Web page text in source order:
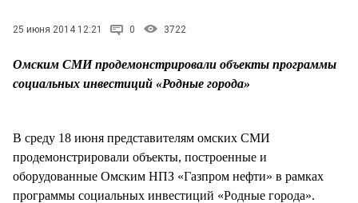
25 июня 2014 12:21 0 3722
Омским СМИ продемонстрировали объекты программы
социальных инвестиций «Родные города»
В среду 18 июня представителям омских СМИ
продемонстрировали объекты, построенные и
оборудованные Омским НПЗ «Газпром нефти» в рамках
программы социальных инвестиций «Родные города».